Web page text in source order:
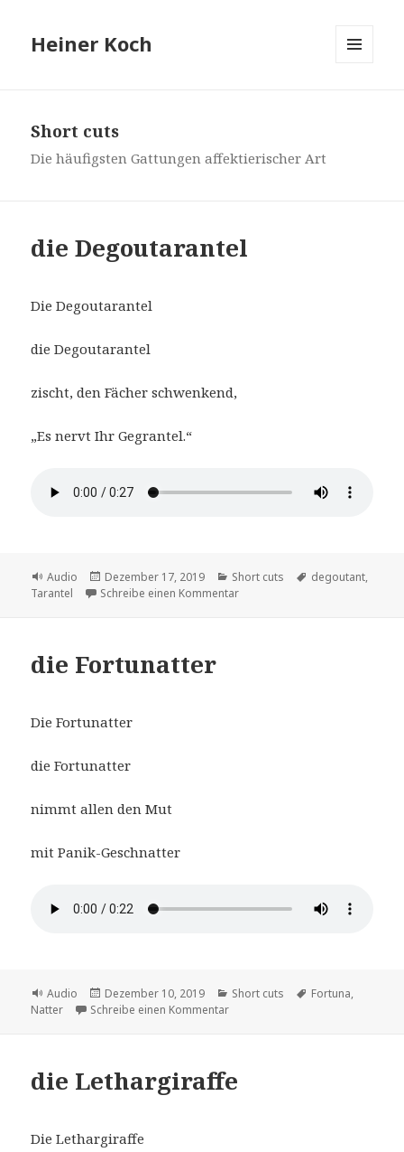
Heiner Koch
Short cuts
Die häufigsten Gattungen affektierischer Art
die Degoutarantel
Die Degoutarantel
die Degoutarantel
zischt, den Fächer schwenkend,
„Es nervt Ihr Gegrantel.“
Format
Audio
Veröffentlicht
am
Dezember 17, 2019 Kategorien
Short cuts Schlagwörter
degoutant,
Tarantel
Schreibe einen Kommentarzu die Degoutarantel
die Fortunatter
Die Fortunatter
die Fortunatter
nimmt allen den Mut
mit Panik-Geschnatter
Format
Audio
Veröffentlicht
am
Dezember 10, 2019 Kategorien
Short cuts Schlagwörter
Fortuna,
Natter
Schreibe einen Kommentarzu die Fortunatter
die Lethargiraffe
Die Lethargiraffe